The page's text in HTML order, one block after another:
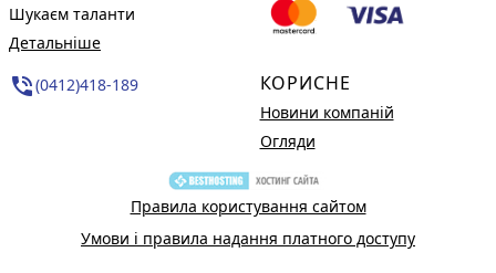
Шукаєм таланти
Детальніше
phone_in_talk(0412)418-189 КОРИСНЕ
Новини компаній
Огляди
Правила користування сайтом
Умови і правила надання платного доступу